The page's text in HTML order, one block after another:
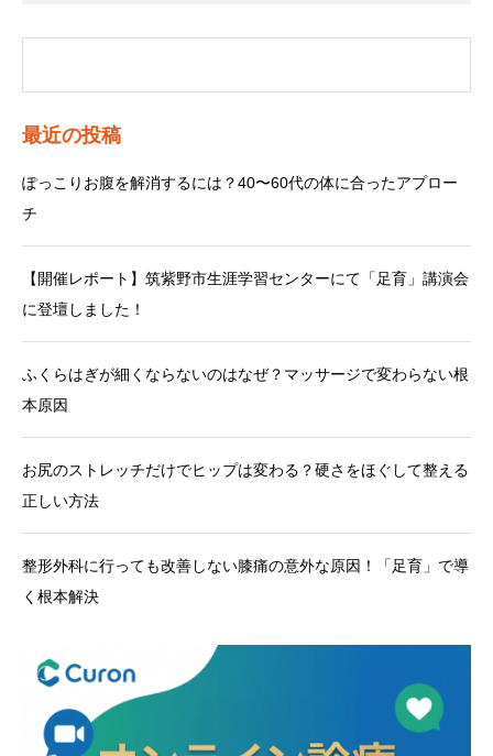
最近の投稿
ぽっこりお腹を解消するには？40〜60代の体に合ったアプロー
チ
【開催レポート】筑紫野市生涯学習センターにて「足育」講演会
に登壇しました！
ふくらはぎが細くならないのはなぜ？マッサージで変わらない根
本原因
お尻のストレッチだけでヒップは変わる？硬さをほぐして整える
正しい方法
整形外科に行っても改善しない膝痛の意外な原因！「足育」で導
く根本解決